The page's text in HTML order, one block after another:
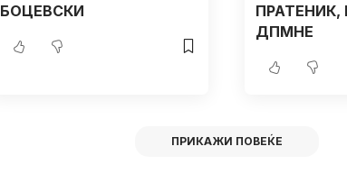
БОЦЕВСКИ
ПРАТЕНИК,
ДПМНЕ
ПРИКАЖИ ПОВЕЌЕ